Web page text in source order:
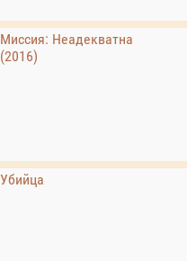
Миссия: Неадекватна
(2016)
Убийца